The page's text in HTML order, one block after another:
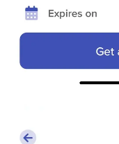
Κινητά